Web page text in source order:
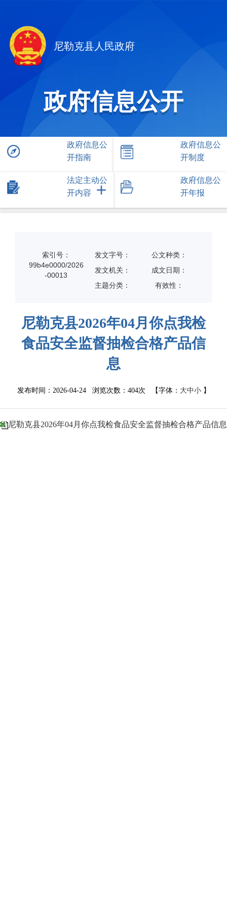
尼勒克县人民政府
政府信息公开
政府信息公
开指南
政府信息公
开制度
法定主动公
开内容
政府信息公
开年报
索引号：
99b4e0000/2026
-00013
发文字号：
公文种类：
发文机关：
成文日期：
主题分类：
有效性：
尼勒克县2026年04月你点我检
食品安全监督抽检合格产品信
息
发布时间：2026-04-24 浏览次数： 404次 【字体： 大中小】
尼勒克县2026年04月你点我检食品安全监督抽检合格产品信息